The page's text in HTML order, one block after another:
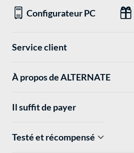
Configurateur PC
Service client
À propos de ALTERNATE
Il suffit de payer
Testé et récompensé